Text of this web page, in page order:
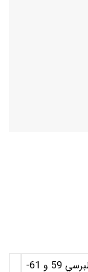
بلوار طبرسي اول – بين طبرسي 59 و 61-